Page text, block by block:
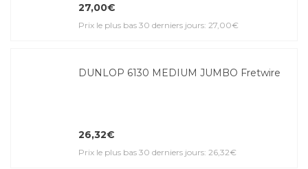
27,00€
Prix le plus bas 30 derniers jours: 27,00€
DUNLOP 6130 MEDIUM JUMBO Fretwire
26,32€
Prix le plus bas 30 derniers jours: 26,32€